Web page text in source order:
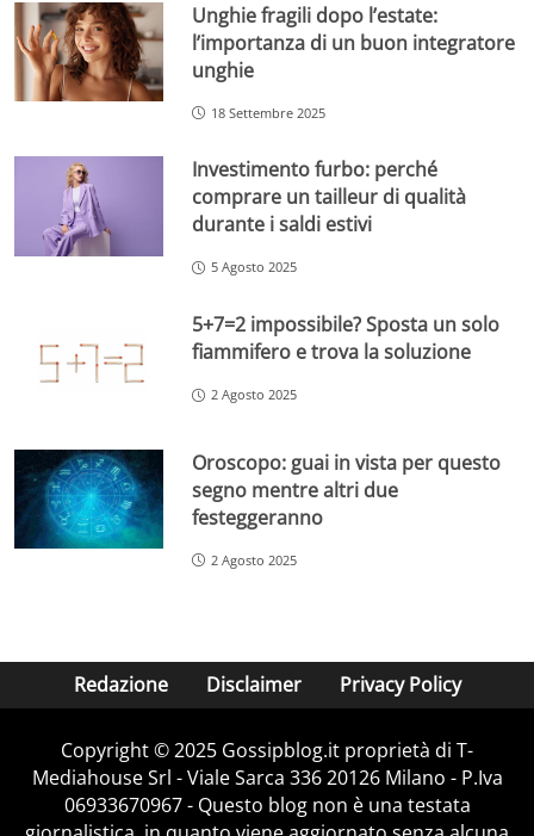
Unghie fragili dopo l’estate:
l’importanza di un buon integratore
unghie
18 Settembre 2025
Investimento furbo: perché
comprare un tailleur di qualità
durante i saldi estivi
5 Agosto 2025
5+7=2 impossibile? Sposta un solo
fiammifero e trova la soluzione
2 Agosto 2025
Oroscopo: guai in vista per questo
segno mentre altri due
festeggeranno
2 Agosto 2025
Redazione Disclaimer Privacy Policy
Copyright © 2025 Gossipblog.it proprietà di T-
Mediahouse Srl - Viale Sarca 336 20126 Milano - P.Iva
06933670967 - Questo blog non è una testata